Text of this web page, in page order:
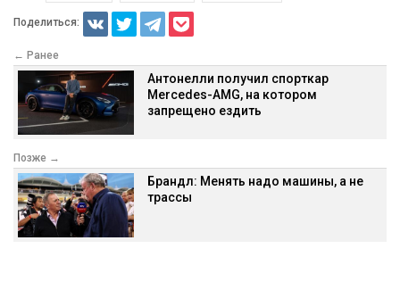
Поделиться:
← Ранее
Антонелли получил спорткар
Mercedes-AMG, на котором
запрещено ездить
Позже →
Брандл: Менять надо машины, а не
трассы